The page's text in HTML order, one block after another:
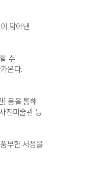
담아낸
수
온다.
등을 통해
진미술관 등
부한 서정을